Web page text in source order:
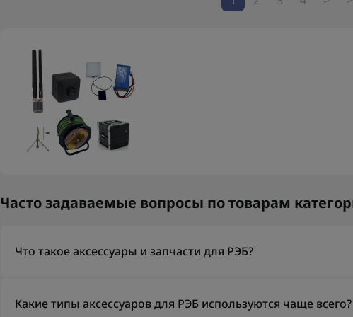
Часто задаваемые вопросы по товарам
Что такое аксессуары и запчасти для РЭБ?
обслуживание и ремонт систем радиоэлектронной борьбы. К ним
Какие типы аксессуаров для РЭБ используются чаще всего?